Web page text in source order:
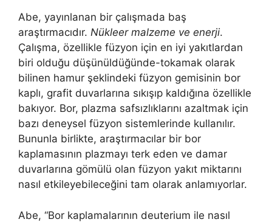
Abe, yayınlanan bir çalışmada baş
araştırmacıdır. Nükleer malzeme ve enerji.
Çalışma, özellikle füzyon için en iyi yakıtlardan
biri olduğu düşünüldüğünde-tokamak olarak
bilinen hamur şeklindeki füzyon gemisinin bor
kaplı, grafit duvarlarına sıkışıp kaldığına özellikle
bakıyor. Bor, plazma safsızlıklarını azaltmak için
bazı deneysel füzyon sistemlerinde kullanılır.
Bununla birlikte, araştırmacılar bir bor
kaplamasının plazmayı terk eden ve damar
duvarlarına gömülü olan füzyon yakıt miktarını
nasıl etkileyebileceğini tam olarak anlamıyorlar.
Abe, “Bor kaplamalarının deuterium ile nasıl